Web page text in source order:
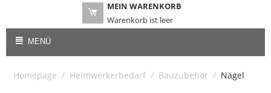
MEIN WARENKORB
Warenkorb ist leer
MENÜ
Homepage / Heimwerkerbedarf / Bauzubehör / Nägel